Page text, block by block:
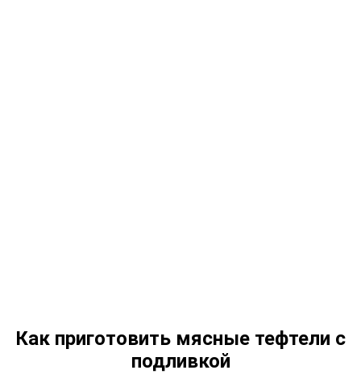
Как приготовить мясные тефтели с
подливкой